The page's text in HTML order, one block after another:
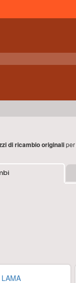
di ricambio originaliper